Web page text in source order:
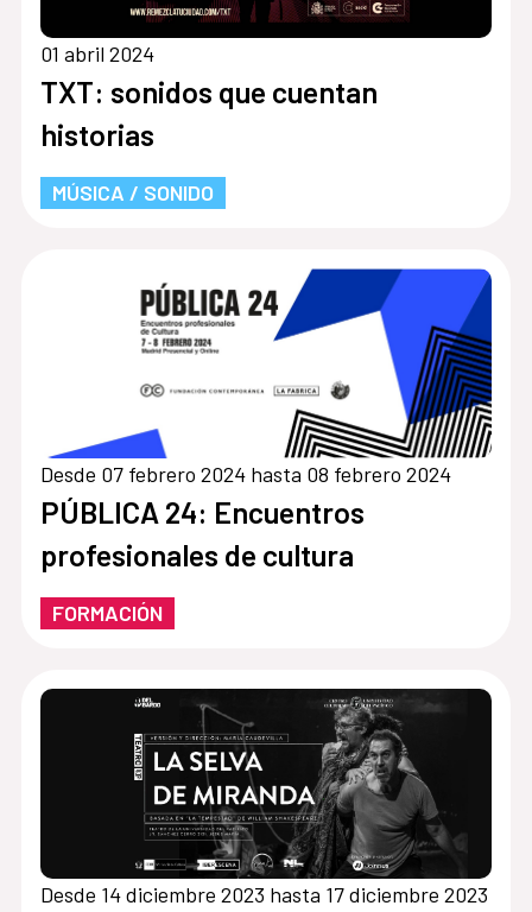
01 abril 2024
TXT: sonidos que cuentan
historias
MÚSICA / SONIDO
Desde 07 febrero 2024 hasta 08 febrero 2024
PÚBLICA 24: Encuentros
profesionales de cultura
FORMACIÓN
Desde 14 diciembre 2023 hasta 17 diciembre 2023